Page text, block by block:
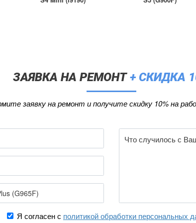
ЗАЯВКА НА РЕМОНТ+ СКИДКА
заявку на ремонт и получите скидку 10% на
Я согласен с политикой обработки персональных